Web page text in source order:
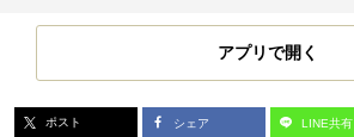
アプリで開く
ポスト シェア LINE共有